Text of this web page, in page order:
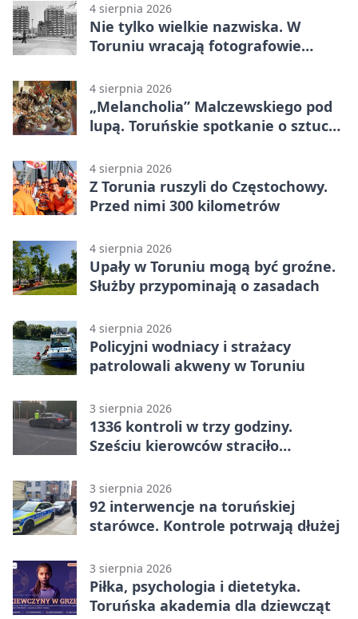
4 sierpnia 2026
Nie tylko wielkie nazwiska. W
Toruniu wracają fotografowie
4 sierpnia 2026
„Melancholia” Malczewskiego pod
lupą. Toruńskie spotkanie o sztuce i
4 sierpnia 2026
Z Torunia ruszyli do Częstochowy.
Przed nimi 300 kilometrów
4 sierpnia 2026
Upały w Toruniu mogą być groźne.
Służby przypominają o zasadach
4 sierpnia 2026
Policyjni wodniacy i strażacy
patrolowali akweny w Toruniu
3 sierpnia 2026
1336 kontroli w trzy godziny.
Sześciu kierowców straciło
3 sierpnia 2026
92 interwencje na toruńskiej
starówce. Kontrole potrwają dłużej
3 sierpnia 2026
Piłka, psychologia i dietetyka.
Toruńska akademia dla dziewcząt